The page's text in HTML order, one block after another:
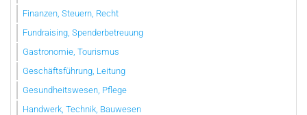
Finanzen, Steuern, Recht
Fundraising, Spenderbetreuung
Gastronomie, Tourismus
Geschäftsführung, Leitung
Gesundheitswesen, Pflege
Handwerk, Technik, Bauwesen